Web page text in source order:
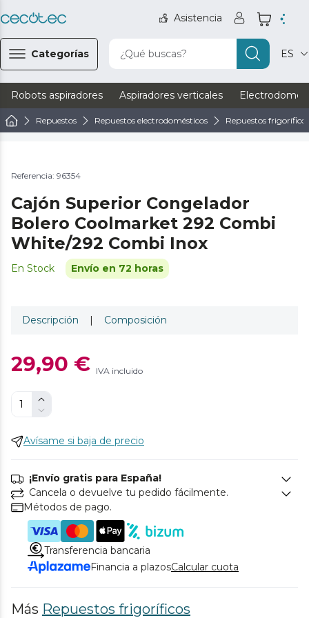
Asistencia
Categorías ¿Qué buscas? ES
Robots aspiradores Aspiradores verticales
Repuestos Repuestos electrodomésticos Repuestos frigoríficos
Referencia: 96354
Cajón Superior Congelador
Bolero Coolmarket 292 Combi
White/292 Combi Inox
En Stock Envío en 72 horas
Descripción | Composición
29,90 € IVA incluido
Avísame si baja de precio
¡Envío gratis para España!
Cancela o devuelve tu pedido fácilmente.
Métodos de pago.
Transferencia bancaria
Financia a plazosCalcular cuota
Más Repuestos frigoríficos